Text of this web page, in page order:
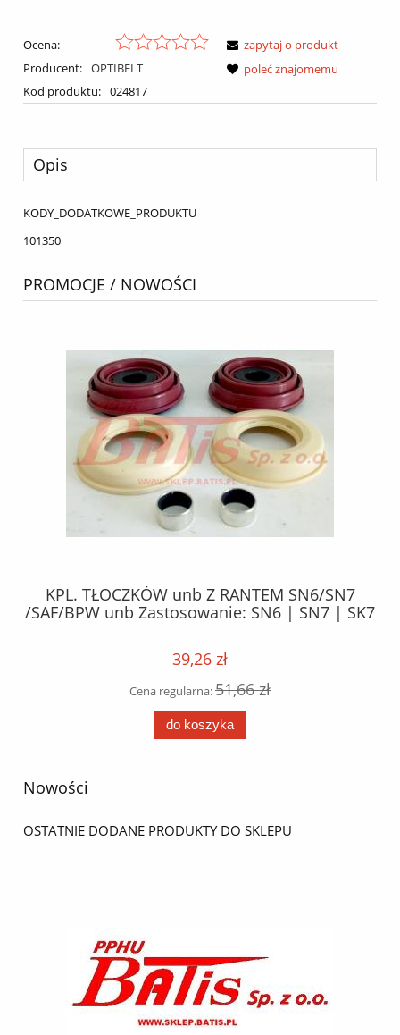
Ocena:
Producent: OPTIBELT
Kod produktu: 024817
zapytaj o produkt
poleć znajomemu
Opis
KODY_DODATKOWE_PRODUKTU
101350
PROMOCJE / NOWOŚCI
KPL. TŁOCZKÓW unb Z RANTEM SN6/SN7
/SAF/BPW unb Zastosowanie: SN6 | SN7 | SK7
39,26 zł
Cena regularna:51,66 zł
do koszyka
Nowości
OSTATNIE DODANE PRODUKTY DO SKLEPU